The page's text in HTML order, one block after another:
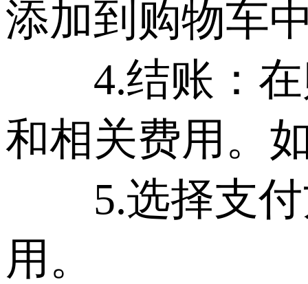
添加到购物车
4.结账：在
和相关费用。
5.选择支付
用。